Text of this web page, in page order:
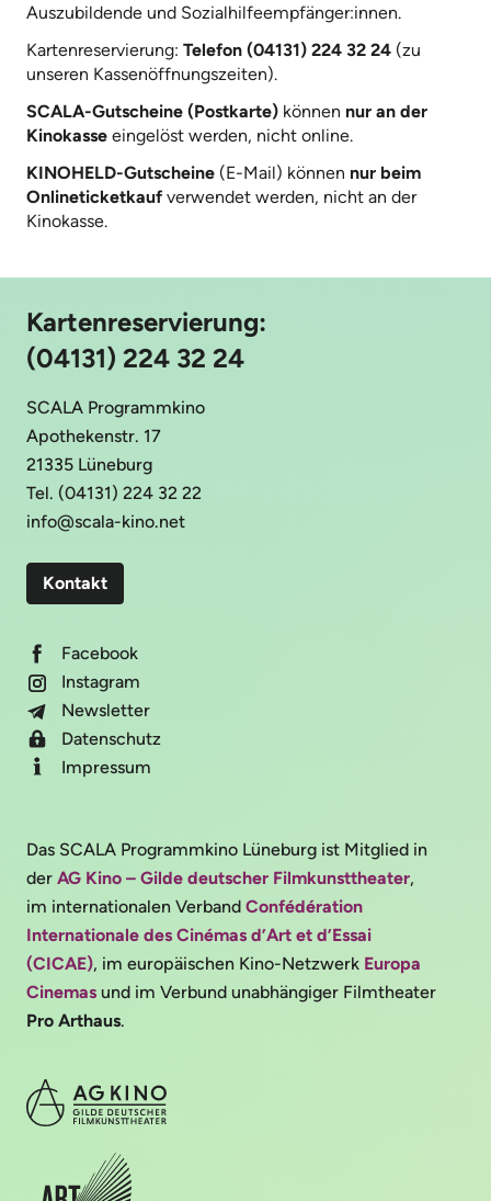
Auszubildende und Sozialhilfeempfänger:innen.
Kartenreservierung: Telefon (04131) 224 32 24 (zu
unseren Kassenöffnungszeiten).
SCALA-Gutscheine (Postkarte) können nur an der
Kinokasse eingelöst werden, nicht online.
KINOHELD-Gutscheine (E-Mail) können nur beim
Onlineticketkauf verwendet werden, nicht an der
Kinokasse.
Kartenreservierung:
(04131) 224 32 24
SCALA Programmkino
Apothekenstr. 17
21335 Lüneburg
Tel. (04131) 224 32 22
info@scala-kino.net
Kontakt
Facebook
Instagram
Newsletter
Datenschutz
Impressum
Das SCALA Programmkino Lüneburg ist Mitglied in
der AG Kino – Gilde deutscher Filmkunsttheater,
im internationalen Verband Confédération
Internationale des Cinémas d’Art et d’Essai
(CICAE), im europäischen Kino-Netzwerk Europa
Cinemas und im Verbund unabhängiger Filmtheater
Pro Arthaus.